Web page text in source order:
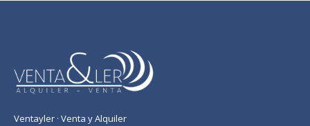
Ventayler · Venta y Alquiler